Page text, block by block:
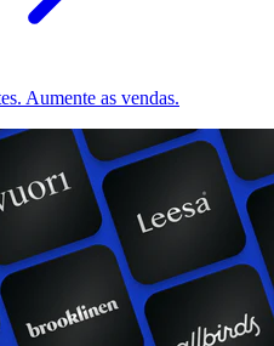
Aumente as vendas.